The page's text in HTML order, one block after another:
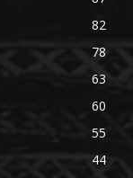
82
78
63
60
55
44